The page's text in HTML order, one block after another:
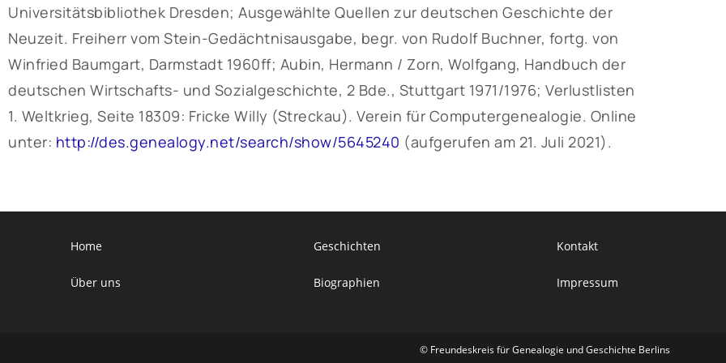
Universitätsbibliothek Dresden; Ausgewählte Quellen zur deutschen Geschichte der
Neuzeit. Freiherr vom Stein-Gedächtnisausgabe, begr. von Rudolf Buchner, fortg. von
Winfried Baumgart, Darmstadt 1960ff; Aubin, Hermann / Zorn, Wolfgang, Handbuch der
deutschen Wirtschafts- und Sozialgeschichte, 2 Bde., Stuttgart 1971/1976; Verlustlisten
1. Weltkrieg, Seite 18309: Fricke Willy (Streckau). Verein für Computergenealogie. Online
unter: http://des.genealogy.net/search/show/5645240 (aufgerufen am 21. Juli 2021).
Home
Über uns
Geschichten
Biographien
Kontakt
Impressum
© Freundeskreis für Genealogie und Geschichte Berlins